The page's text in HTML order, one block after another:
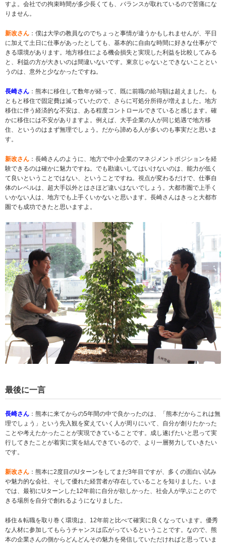
すよ。会社での拘束時間が多少長くても、バランスが取れているので苦痛にな
りません。
新改さん ：僕は大学の教員なのでちょっと事情が違うかもしれませんが、平日
に加えて土日に仕事があったとしても、基本的に自由な時間に好きな仕事がで
きる環境があります。地方移住による機会損失と実現した利益を比較してみる
と、利益の方が大きいのは間違いないです。東京じゃないとできないこととい
うのは、意外と少なかったですね。
長崎さん ：熊本に移住して数年が経って、既に前職の給与額は超えました。も
ともと移住で固定費は減っていたので、さらに可処分所得が増えました。地方
移住に伴う経済的な不安は、ある程度コントロールできていると感じます。確
かに移住には不安がありますよ。例えば、大手企業の人が同じ処遇で地方移
住、というのはまず無理でしょう。だから諦める人が多いのも事実だと思いま
す。
新改さん ：長崎さんのように、地方で中小企業のマネジメントポジションを経
験できるのは確かに魅力ですね。でも勘違いしてはいけないのは、能力が低く
て良いということではない、ということですね。視点が変わるだけで、仕事自
体のレベルは、超大手以外とはさほど違いはないでしょう。大都市圏で上手く
いかない人は、地方でも上手くいかないと思います。長崎さんはきっと大都市
圏でも成功できたと思いますよ。
最後に一言
長崎さん ：熊本に来てからの5年間の中で良かったのは、「熊本だからこれは無
理でしょう」という先入観を変えていく人が周りにいて、自分が創りたかった
ことや考えたかったことが実現できていることです。成し遂げたいと思って実
行してきたことが着実に実を結んできているので、より一層努力していきたい
です。
新改さん ：熊本に2度目のUターンをしてまだ3年目ですが、多くの面白い試み
や魅力的な会社、そして優れた経営者が存在していることを知りました。いま
では、最初にUターンした12年前に自分が欲しかった、社会人が学ぶことので
きる場所を自分で創れるようになりました。
移住＆転職を取り巻く環境は、12年前と比べて確実に良くなっています。優秀
な人材に参加してもらうチャンスは広がっているということです。なので、熊
本の企業さんの側からどんどんその魅力を発信していただければと思っていま